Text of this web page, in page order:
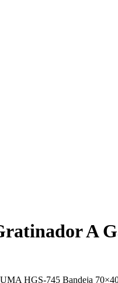
A
HGS-745 Bandeja